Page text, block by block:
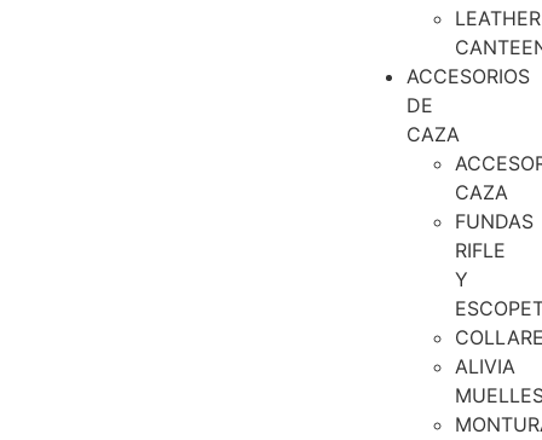
LEATHER
ACCESORIOS
DE
CAZA
CAZA
FUNDAS
RIFLE
Y
ALIVIA